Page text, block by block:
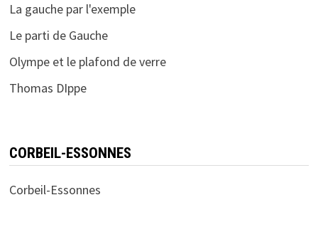
La gauche par l'exemple
Le parti de Gauche
Olympe et le plafond de verre
Thomas DIppe
CORBEIL-ESSONNES
Corbeil-Essonnes